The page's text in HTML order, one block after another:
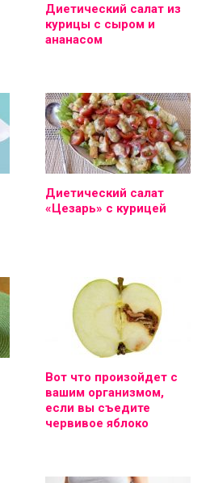
Диетический салат из
курицы с сыром и
ананасом
Диетический салат
«Цезарь» с курицей
Вот что произойдет с
вашим организмом,
если вы съедите
червивое яблоко